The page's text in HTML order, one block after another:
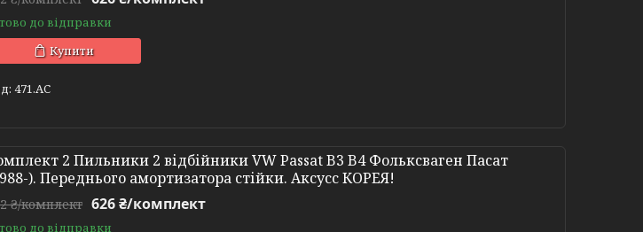
до відправки
Купити
471.AC
2 Пильники 2 відбійники VW Passat B3 B4 Фольксваген Пасат
). Переднього амортизатора стійки. Аксусс КОРЕЯ!
₴/комплект 626 ₴/комплект
до відправки